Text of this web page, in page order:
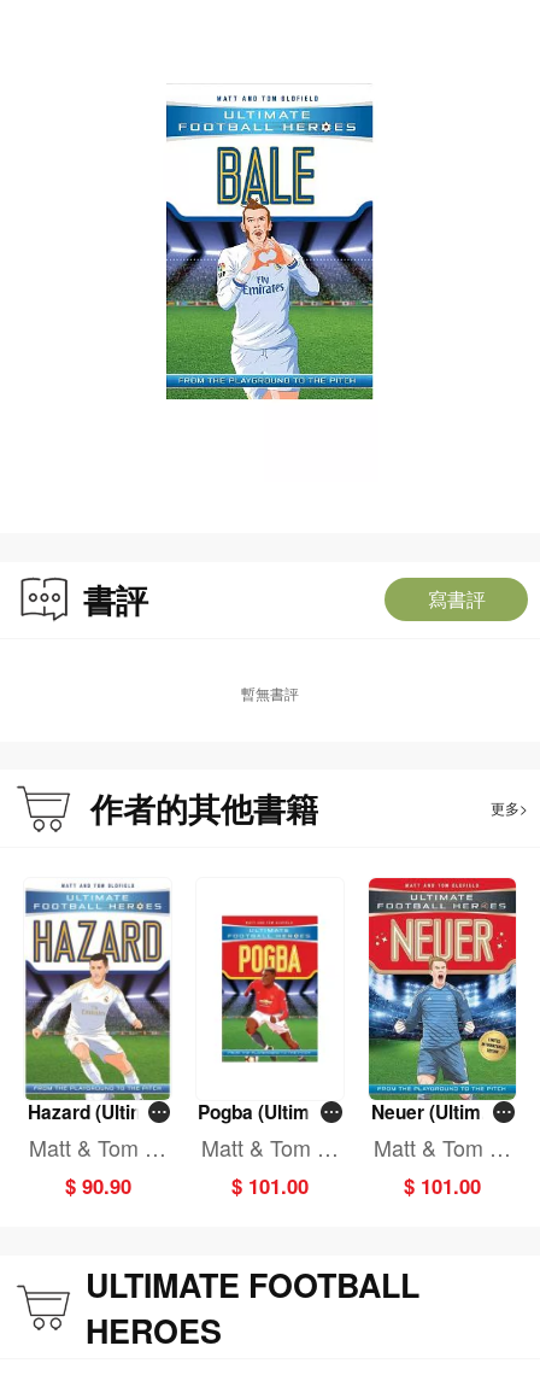
書評 寫書評
暫無書評
作者的其他書籍 更多>
Hazard (Ultimat
e Football Hero
es)
Matt & Tom Ol
dfield
$ 90.90
Pogba (Ultimate
Football Heroe
s)
Matt & Tom Ol
dfield
$ 101.00
Neuer (Ultimate
Football Heroes
- World Cup Edit
ion)
Matt & Tom Ol
dfield
$ 101.00
ULTIMATE FOOTBALL
HEROES